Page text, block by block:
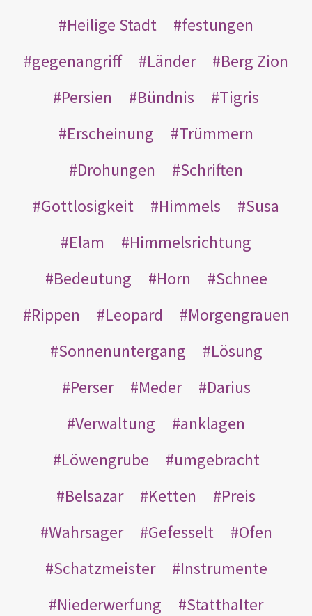
Heilige Stadt
festungen
gegenangriff
Länder
Berg Zion
Persien
Bündnis
Tigris
Erscheinung
Trümmern
Drohungen
Schriften
Gottlosigkeit
Himmels
Susa
Elam
Himmelsrichtung
Bedeutung
Horn
Schnee
Rippen
Leopard
Morgengrauen
Sonnenuntergang
Lösung
Perser
Meder
Darius
Verwaltung
anklagen
Löwengrube
umgebracht
Belsazar
Ketten
Preis
Wahrsager
Gefesselt
Ofen
Schatzmeister
Instrumente
Niederwerfung
Statthalter